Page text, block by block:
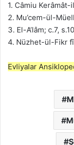
1. Câmiu Kerâmât-
2. Mu’cem-ül-
3. El-A’lâm; c.7,
4. Nüzhet-ül-Fikr fî
Evliyalar